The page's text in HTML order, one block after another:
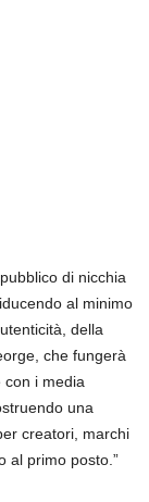
di nicchia
al minimo
della
che fungerà
con i media
una
creatori, marchi
al primo posto.”